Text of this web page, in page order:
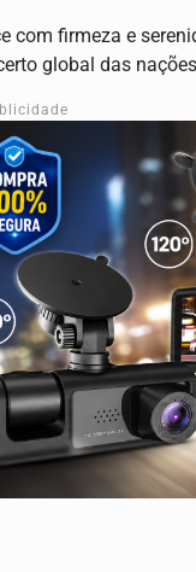
com firmeza e
global das